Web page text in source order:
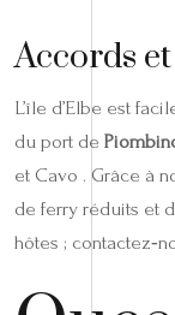
Accords
L’île d’Elbe est
du port de
et Cavo . Grâce à
de ferry réduits et
hôtes ;